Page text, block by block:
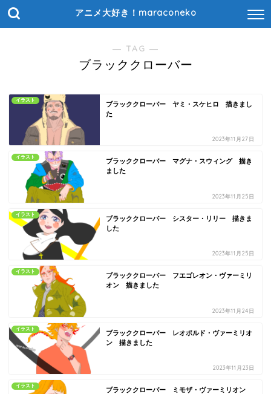
アニメ大好き！maraconeko
― TAG ―
ブラッククローバー
イラスト
ブラッククローバー ヤミ・スケヒロ 描きまし
た
2023年11月27日
イラスト
ブラッククローバー マグナ・スウィング 描き
ました
2023年11月25日
イラスト
ブラッククローバー シスター・リリー 描きま
した
2023年11月25日
イラスト
ブラッククローバー フエゴレオン・ヴァーミリ
オン 描きました
2023年11月24日
イラスト
ブラッククローバー レオポルド・ヴァーミリオ
ン 描きました
2023年11月23日
イラスト
ブラッククローバー ミモザ・ヴァーミリオン